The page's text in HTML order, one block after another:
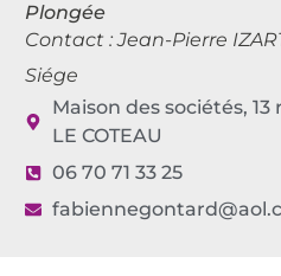
Plongée
Contact : Jean-Pierre
Siége
Maison des sociétés, 13
LE COTEAU
06 70 71 33 25